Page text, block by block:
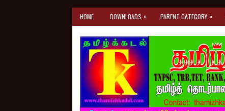
HOME DOWNLOADS » PARENT CATEGORY »